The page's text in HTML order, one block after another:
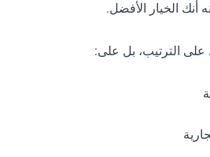
الخيار الأفضل.
الترتيب، بل على: